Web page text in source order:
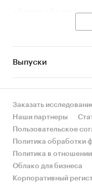
• Каков объем
телефонов в
России?
• Рынок растет
за счет реального
динамикой
• Какое место
своем
и по продажам на
• К какому
размеру и
Выпуски
Заказать
Наши партнеры
Пользовательское
Политика обработки
Политика в
Облако для бизнеса
Корпоративный